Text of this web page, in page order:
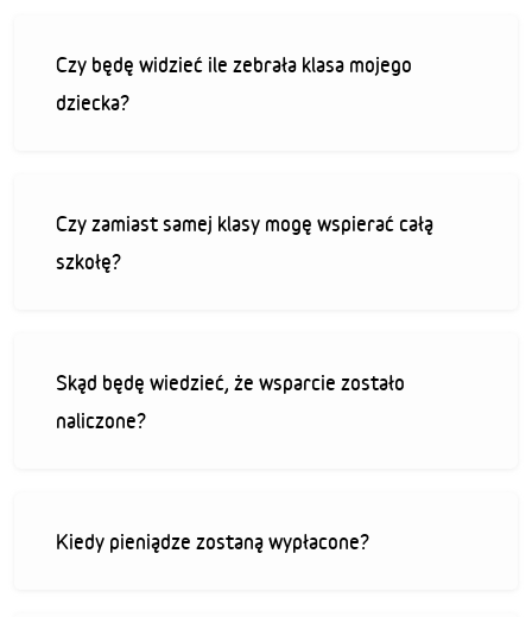
Czy będę widzieć ile zebrała klasa mojego
dziecka?
Czy zamiast samej klasy mogę wspierać całą
szkołę?
Skąd będę wiedzieć, że wsparcie zostało
naliczone?
Kiedy pieniądze zostaną wypłacone?